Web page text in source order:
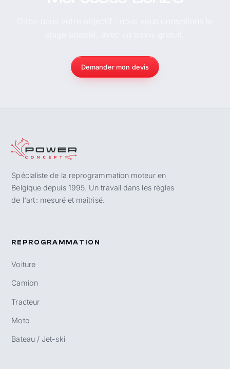
Demander mon devis
Spécialiste de la reprogrammation moteur en
Belgique depuis 1995. Un travail dans les règles
de l'art : mesuré et maîtrisé.
REPROGRAMMATION
Voiture
Camion
Tracteur
Moto
Bateau / Jet-ski